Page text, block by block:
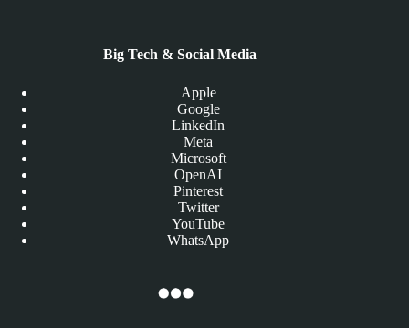
Big Tech & Social Media
Apple
Google
LinkedIn
Meta
Microsoft
OpenAI
Pinterest
Twitter
YouTube
WhatsApp